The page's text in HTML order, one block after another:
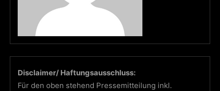
Disclaimer/ Haftungsausschluss:
Für den oben stehend Pressemitteilung inkl.